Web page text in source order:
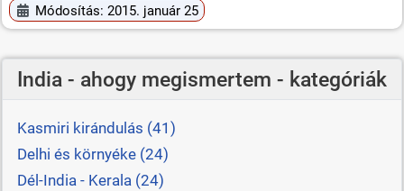
Módosítás: 2015. január 25
India - ahogy megismertem - kategóriák
Kasmiri kirándulás (41)
Delhi és környéke (24)
Dél-India - Kerala (24)